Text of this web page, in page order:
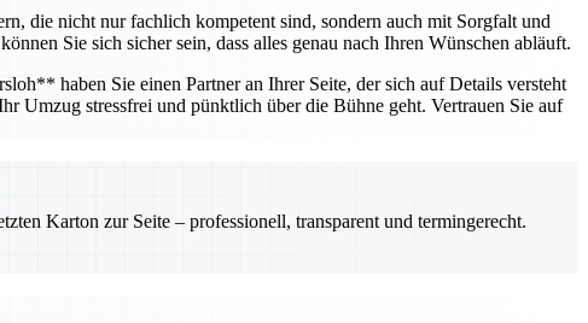
die nicht nur fachlich kompetent sind, sondern auch mit Sorgfalt und
Sie sich sicher sein, dass alles genau nach Ihren Wünschen abläuft.
haben Sie einen Partner an Ihrer Seite, der sich auf Details versteht
Umzug stressfrei und pünktlich über die Bühne geht. Vertrauen Sie auf
Karton zur Seite – professionell, transparent und termingerecht.